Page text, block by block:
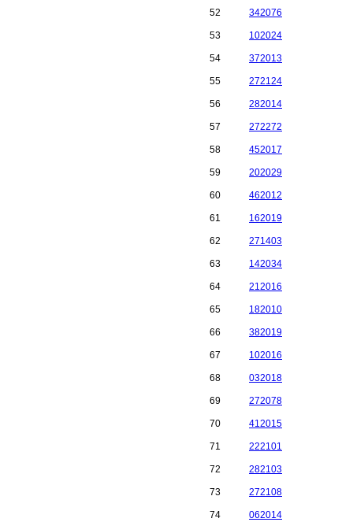
52 342076
53 102024
54 372013
55 272124
56 282014
57 272272
58 452017
59 202029
60 462012
61 162019
62 271403
63 142034
64 212016
65 182010
66 382019
67 102016
68 032018
69 272078
70 412015
71 222101
72 282103
73 272108
74 062014